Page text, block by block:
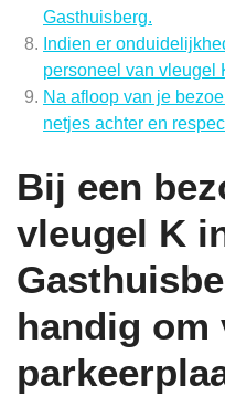
Gasthuisberg.
Indien er
personeel van vleugel
Na afloop van je
netjes achter en
Bij een
vleugel K
handig om